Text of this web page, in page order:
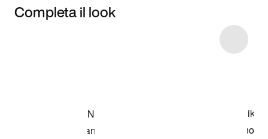
Completa il look